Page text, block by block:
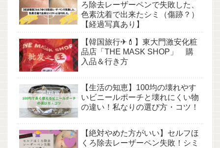
ろ除去レーザーペンで失敗した、
色素沈着で出来たシミ（傷跡？）
【経過写真あり】
【韓国旅行✈💄】東大門激安化粧
品店「THE MASK SHOP」 購
入品＆行き方
【生活の知恵】100均の壊れやす
いビニールポーチと壊れにくい物
の違い！私なりの選び方・コツ！
【絶対やめた方がいい】セルフほ
くろ除去レーザーペン失敗！シミ